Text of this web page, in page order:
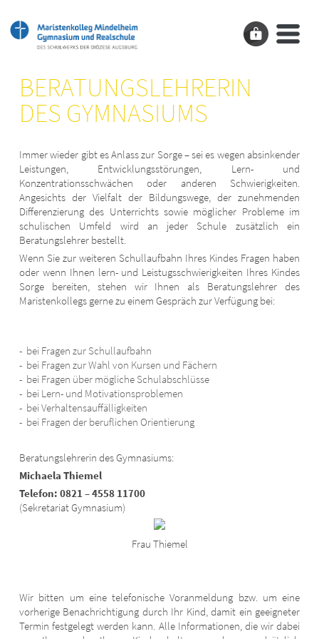
BERATUNGS­
LEHRERIN
BERATUNGSLEHRERIN
DES GYMNASIUMS
Immer wieder gibt es Anlass zur Sorge – sei es wegen absinkender
Leistungen, Entwicklungsstörungen, Lern- und
Konzentrationsschwächen oder anderen Schwierigkeiten.
Angesichts der Vielfalt der Bildungswege, der zunehmenden
Differenzierung des Unterrichts sowie möglicher Probleme im
schulischen Umfeld wird an jeder Schule zusätzlich ein
Beratungslehrer bestellt.
Wenn Sie zur weiteren Schullaufbahn Ihres Kindes Fragen haben
oder wenn Ihnen lern- und Leistugsschwierigkeiten Ihres Kindes
Sorge bereiten, stehen wir Ihnen als Beratungslehrer des
Maristenkollegs gerne zu einem Gespräch zur Verfügung bei:
bei Fragen zur Schullaufbahn
bei Fragen zur Wahl von Kursen und Fächern
bei Fragen über mögliche Schulabschlüsse
bei Lern- und Motivationsproblemen
bei Verhaltensauffälligkeiten
bei Fragen der beruflichen Orientierung
Beratungslehrerin des Gymnasiums:
Michaela Thiemel
Telefon: 0821 – 4558 11700
(Sekretariat Gymnasium)
Frau Thiemel
Wir bitten um eine telefonische Voranmeldung bzw. um eine
vorherige Benachrichtigung durch Ihr Kind, damit ein geeigneter
Termin festgelegt werden kann. Alle Informationen, die wir dabei